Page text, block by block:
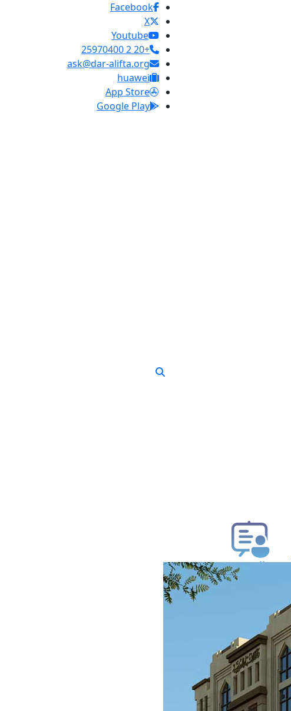
Facebook
X
Youtube
+20 2 25970400
ask@dar-alifta.org
huawei
App Store
Google Play
طلب فتوى
استعلام عن فتوى
حجز موعد